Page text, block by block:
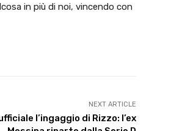
in più di noi, vincendo con
NEXT ARTICLE
l’ingaggio di Rizzo: l’ex